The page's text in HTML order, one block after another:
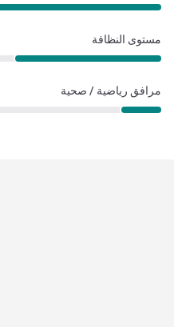
مستوى النظافة
مرافق رياضية / صحية